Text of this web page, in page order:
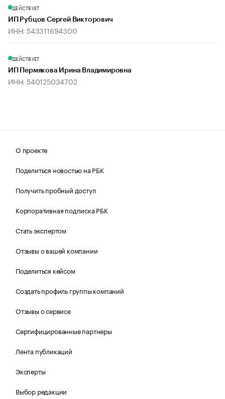
ДЕЙСТВУЕТ
ИП Рубцов Сергей Викторович
ИНН: 543311694300
ДЕЙСТВУЕТ
ИП Пермякова Ирина Владимировна
ИНН: 540125034702
О проекте
Поделиться новостью на РБК
Получить пробный доступ
Корпоративная подписка РБК
Стать экспертом
Отзывы о вашей компании
Поделиться кейсом
Создать профиль группы компаний
Отзывы о сервисе
Сертифицированные партнеры
Лента публикаций
Эксперты
Выбор редакции